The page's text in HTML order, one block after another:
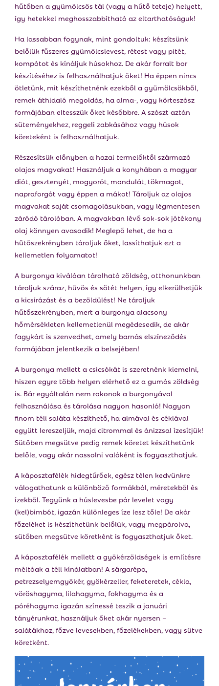
hűtőben a gyümölcsös tál (vagy a hűtő teteje) helyett,
így hetekkel meghosszabbítható az eltarthatóságuk!
Ha lassabban fogynak, mint gondoltuk: készítsünk
belőlük fűszeres gyümölcslevest, rétest vagy pitét,
kompótot és kínáljuk húsokhoz. De akár forralt bor
készítéséhez is felhasználhatjuk őket! Ha éppen nincs
ötletünk, mit készíthetnénk ezekből a gyümölcsökből,
remek áthidaló megoldás, ha alma-, vagy körteszósz
formájában eltesszük őket későbbre. A szószt aztán
süteményekhez, reggeli zabkásához vagy húsok
köreteként is felhasználhatjuk.
Részesítsük előnyben a hazai termelőktől származó
olajos magvakat! Használjuk a konyhában a magyar
diót, gesztenyét, mogyorót, mandulát, tökmagot,
napraforgót vagy éppen a mákot! Tároljuk az olajos
magvakat saját csomagolásukban, vagy légmentesen
záródó tárolóban. A magvakban lévő sok-sok jótékony
olaj könnyen avasodik! Meglepő lehet, de ha a
hűtőszekrényben tároljuk őket, lassíthatjuk ezt a
kellemetlen folyamatot!
A burgonya kiválóan tárolható zöldség, otthonunkban
tároljuk száraz, hűvös és sötét helyen, így elkerülhetjük
a kicsírázást és a bezöldülést! Ne tároljuk
hűtőszekrényben, mert a burgonya alacsony
hőmérsékleten kellemetlenül megédesedik, de akár
fagykárt is szenvedhet, amely barnás elszíneződés
formájában jelentkezik a belsejében!
A burgonya mellett a csicsókát is szeretnénk kiemelni,
hiszen egyre több helyen elérhető ez a gumós zöldség
is. Bár egyáltalán nem rokonok a burgonyával
felhasználása és tárolása nagyon hasonló! Nagyon
finom téli saláta készíthető, ha almával és céklával
együtt lereszeljük, majd citrommal és ánizzsal ízesítjük!
Sütőben megsütve pedig remek köretet készíthetünk
belőle, vagy akár nassolni valóként is fogyaszthatjuk.
A káposztafélék hidegtűrőek, egész télen kedvünkre
válogathatunk a különböző formákból, méretekből és
ízekből. Tegyünk a húslevesbe pár levelet vagy
(kel)bimbót, igazán különleges íze lesz tőle! De akár
főzeléket is készíthetünk belőlük, vagy megpárolva,
sütőben megsütve köretként is fogyaszthatjuk őket.
A káposztafélék mellett a gyökérzöldségek is említésre
méltóak a téli kínálatban! A sárgarépa,
petrezselyemgyökér, gyökérzeller, feketeretek, cékla,
vöröshagyma, lilahagyma, fokhagyma és a
póréhagyma igazán színessé teszik a januári
tányérunkat, használjuk őket akár nyersen –
salátákhoz, főzve levesekben, főzelékekben, vagy sütve
köretként.